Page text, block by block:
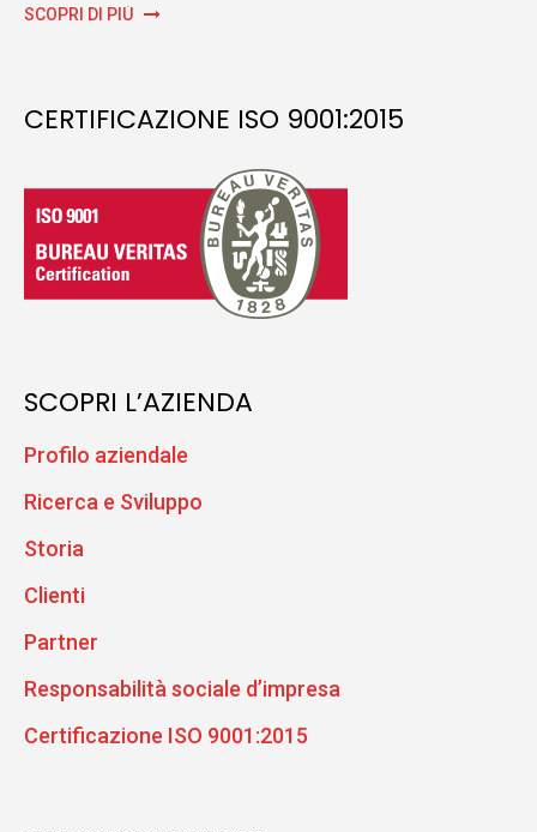
SCOPRI DI PIÙ
CERTIFICAZIONE ISO 9001:2015
SCOPRI L’AZIENDA
Profilo aziendale
Ricerca e Sviluppo
Storia
Clienti
Partner
Responsabilità sociale d’impresa
Certificazione ISO 9001:2015